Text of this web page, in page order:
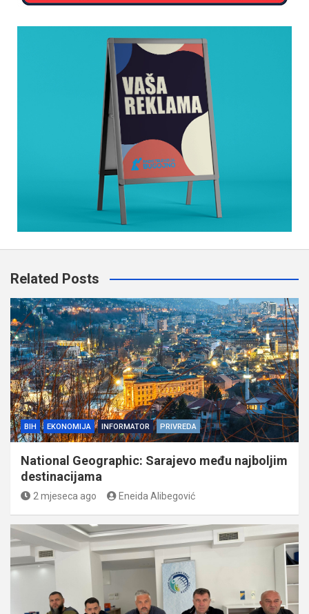
Related Posts
BIH EKONOMIJA INFORMATOR PRIVREDA
National Geographic: Sarajevo među najboljim
destinacijama
2 mjeseca ago Eneida Alibegović